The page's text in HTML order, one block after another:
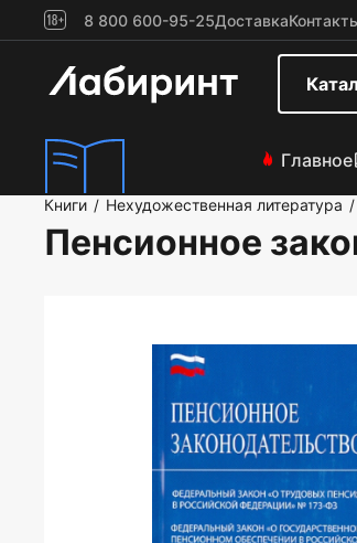
8 800 600-95-25Доставка
Главное
Книги / Нехудожественная литература /
Пенсионное